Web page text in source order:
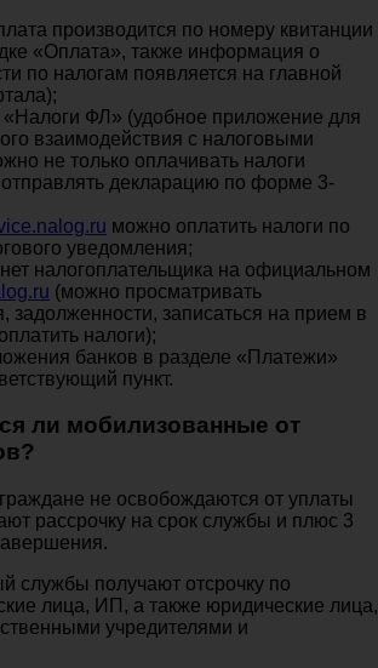
производится по номеру квитанции
«Оплата», также информация о
по налогам появляется на главной
ФЛ» (удобное приложение для
взаимодействия с налоговыми
не только оплачивать налоги
декларацию по форме 3-
можно оплатить налоги по
уведомления;
налогоплательщика на официальном
(можно просматривать
задолженности, записаться на прием в
налоги);
банков в разделе «Платежи»
пункт.
ли мобилизованные от
не освобождаются от уплаты
рассрочку на срок службы и плюс 3
службы получают отсрочку по
лица, ИП, а также юридические лица,
учредителями и